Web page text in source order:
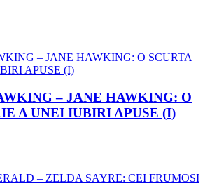
– JANE HAWKING: O
A UNEI IUBIRI APUSE (I)